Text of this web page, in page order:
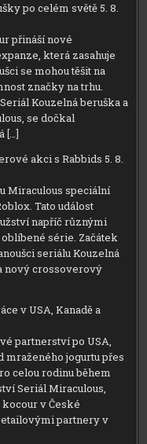
po celém světě 5. 8.
přináší nové
která zasahuje
se mohou těšit na
značky na trhu.
Kouzelná beruška a
se dočkal
[…]
akci s Rabbids 5. 8.
Miraculous speciální
Tato událost
napříč různými
série. Začátek
seriálu Kouzelná
nový crossoverový
v USA, Kanadě a
partnerství po USA,
mraženého jogurtu přes
celou rodinu během
Seriál Miraculous,
v České
partnery v